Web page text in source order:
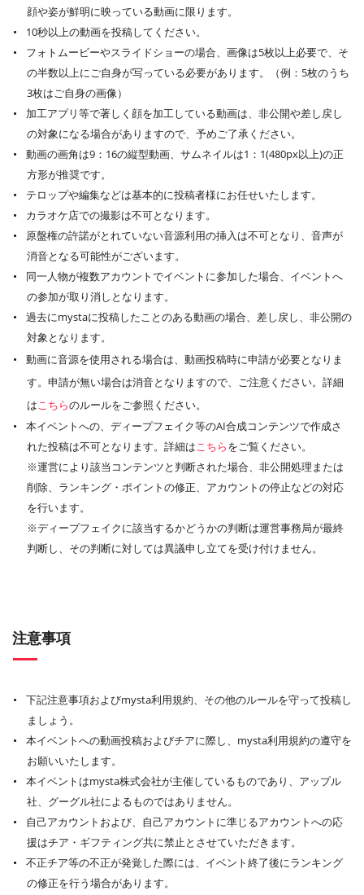
顔や姿が鮮明に映っている動画に限ります。
10秒以上の動画を投稿してください。
フォトムービーやスライドショーの場合、画像は5枚以上必要で、そ
の半数以上にご自身が写っている必要があります。（例：5枚のうち
3枚はご自身の画像）
加工アプリ等で著しく顔を加工している動画は、非公開や差し戻し
の対象になる場合がありますので、予めご了承ください。
動画の画角は9：16の縦型動画、サムネイルは1：1(480px以上)の正
方形が推奨です。
テロップや編集などは基本的に投稿者様にお任せいたします。
カラオケ店での撮影は不可となります。
原盤権の許諾がとれていない音源利用の挿入は不可となり、音声が
消音となる可能性がございます。
同一人物が複数アカウントでイベントに参加した場合、イベントへ
の参加が取り消しとなります。
過去にmystaに投稿したことのある動画の場合、差し戻し、非公開の
対象となります。
動画に音源を使用される場合は、動画投稿時に申請が必要となりま
す。申請が無い場合は消音となりますので、ご注意ください。詳細
はこちらのルールをご参照ください。
本イベントへの、ディープフェイク等のAI合成コンテンツで作成さ
れた投稿は不可となります。詳細はこちらをご覧ください。
※運営により該当コンテンツと判断された場合、非公開処理または
削除、ランキング・ポイントの修正、アカウントの停止などの対応
を行います。
※ディープフェイクに該当するかどうかの判断は運営事務局が最終
判断し、その判断に対しては異議申し立てを受け付けません。
注意事項
下記注意事項およびmysta利用規約、その他のルールを守って投稿し
ましょう。
本イベントへの動画投稿およびチアに際し、mysta利用規約の遵守を
お願いいたします。
本イベントはmysta株式会社が主催しているものであり、アップル
社、グーグル社によるものではありません。
自己アカウントおよび、自己アカウントに準じるアカウントへの応
援はチア・ギフティング共に禁止とさせていただきます。
不正チア等の不正が発覚した際には、イベント終了後にランキング
の修正を行う場合があります。